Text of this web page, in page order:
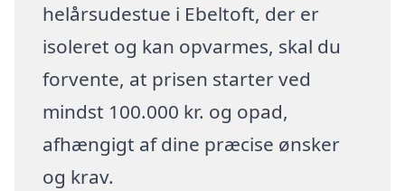
helårsudestue i Ebeltoft, der er
isoleret og kan opvarmes, skal du
forvente, at prisen starter ved
mindst 100.000 kr. og opad,
afhængigt af dine præcise ønsker
og krav.